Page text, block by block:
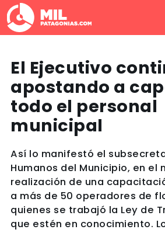
El Ejecutivo
apostando a
todo el personal
municipal
Así lo manifestó el
Humanos del Municipio, en el
realización de una
a más de 50 operadores de
quienes se trabajó la Ley de
que estén en conocimiento.